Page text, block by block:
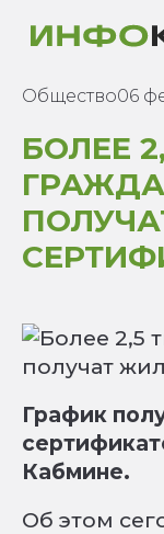
Общество06
БОЛЕЕ
График
Кабмине.
Об этом